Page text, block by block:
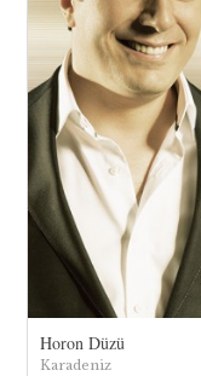
Horon Düzü
Karadeniz